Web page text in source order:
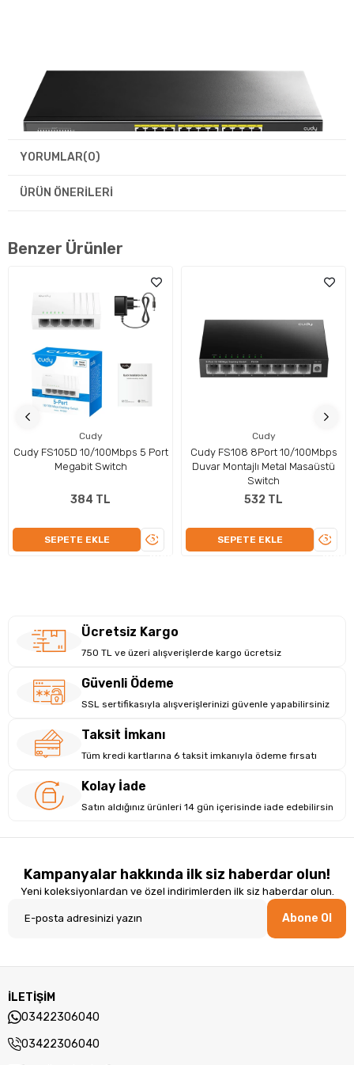
YORUMLAR(0)
ÜRÜN ÖNERILERI
Benzer Ürünler
Cudy
Cudy FS105D 10/100Mbps 5 Port
Megabit Switch
384 TL
SEPETE EKLE
ÜRÜNÜ
Cudy
Cudy FS108 8Port 10/100Mbps
Duvar Montajlı Metal Masaüstü
Switch
532 TL
SEPETE EKLE
Ücretsiz Kargo
750 TL ve üzeri alışverişlerde kargo ücretsiz
Güvenli Ödeme
SSL sertifikasıyla alışverişlerinizi güvenle yapabilirsiniz
Taksit İmkanı
Tüm kredi kartlarına 6 taksit imkanıyla ödeme fırsatı
Kolay İade
Satın aldığınız ürünleri 14 gün içerisinde iade edebilirsin
Kampanyalar hakkında ilk siz haberdar olun!
Yeni koleksiyonlardan ve özel indirimlerden ilk siz haberdar olun.
Abone Ol
İLETİŞİM
03422306040
03422306040